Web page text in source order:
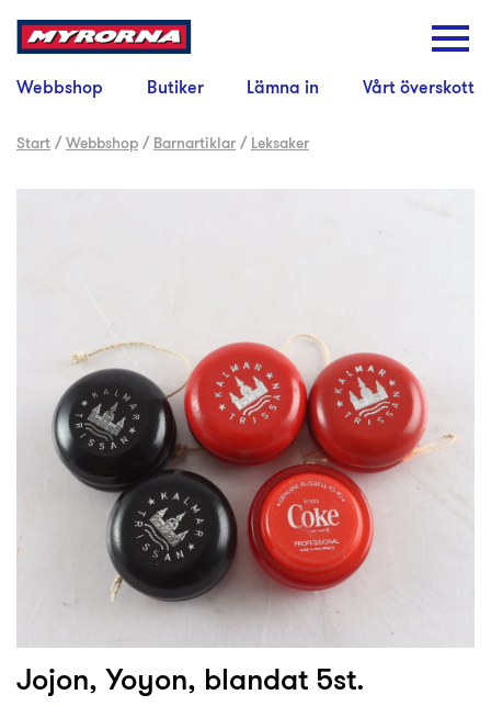
Webbshop Butiker Lämna in Vårt överskott
Start /Webbshop / Barnartiklar / Leksaker
Jojon, Yoyon, blandat 5st.